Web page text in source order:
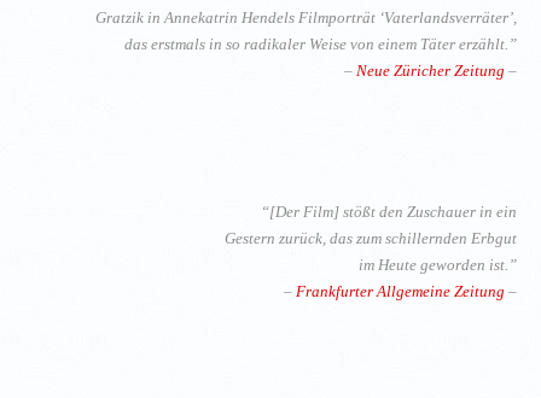
Gratzik in Annekatrin Hendels Filmporträt ‘Vaterlandsverräter’,
das erstmals in so radikaler Weise von einem Täter erzählt.”
– Neue Züricher Zeitung –
“[Der Film] stößt den Zuschauer in ein
Gestern zurück, das zum schillernden Erbgut
im Heute geworden ist.”
– Frankfurter Allgemeine Zeitung –